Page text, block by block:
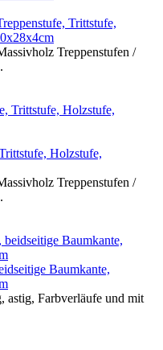
Trittstufe,
Treppenstufen /
Holzstufe,
Treppenstufen /
Baumkante,
astig, Farbverläufe und mit